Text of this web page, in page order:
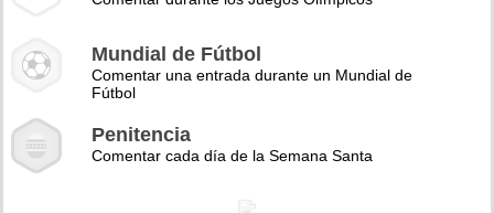
Mundial de Fútbol
Comentar una entrada durante un Mundial de
Fútbol
Penitencia
Comentar cada día de la Semana Santa